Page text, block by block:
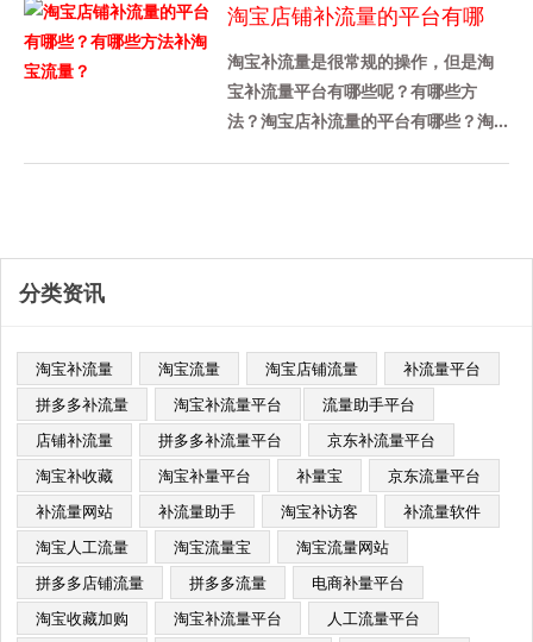
补......
淘宝店铺补流量的平台有哪
些？有哪些方法补淘宝流量？
淘宝补流量是很常规的操作，但是淘
宝补流量平台有哪些呢？有哪些方
法？淘宝店补流量的平台有哪些？淘
分类资讯
淘宝补流量 淘宝流量 淘宝店铺流量
补流量平台
拼多多补流量
淘宝补流量平台​
流量助手平台
店铺补流量
拼多多补流量平台
京东补流量平台
淘宝补收藏
淘宝补量平台 补量宝
京东流量平台
补流量网站
补流量助手 淘宝补访客
补流量软件
淘宝人工流量
淘宝流量宝
淘宝流量网站
拼多多店铺流量
拼多多流量
电商补量平台
淘宝收藏加购
淘宝补流量平台
人工流量平台